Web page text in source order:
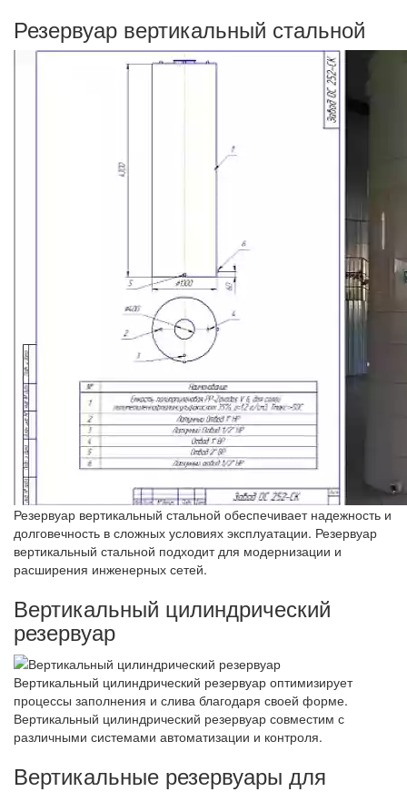
Резервуар вертикальный стальной
Резервуар вертикальный стальной обеспечивает надежность и
долговечность в сложных условиях эксплуатации. Резервуар
вертикальный стальной подходит для модернизации и
расширения инженерных сетей.
Вертикальный цилиндрический
резервуар
Вертикальный цилиндрический резервуар оптимизирует
процессы заполнения и слива благодаря своей форме.
Вертикальный цилиндрический резервуар совместим с
различными системами автоматизации и контроля.
Вертикальные резервуары для